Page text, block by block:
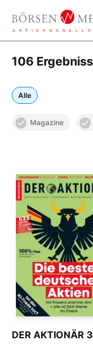
106
Alle
Magazine
DER AKTIONÄR